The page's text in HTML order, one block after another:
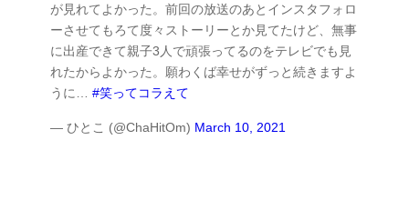
が見れてよかった。前回の放送のあとインスタフォロ
ーさせてもろて度々ストーリーとか見てたけど、無事
に出産できて親子3人で頑張ってるのをテレビでも見
れたからよかった。願わくば幸せがずっと続きますよ
うに… #笑ってコラえて
— ひとこ (@ChaHitOm) March 10, 2021